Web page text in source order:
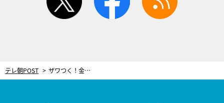
テレ朝POST ザワつく！金曜日